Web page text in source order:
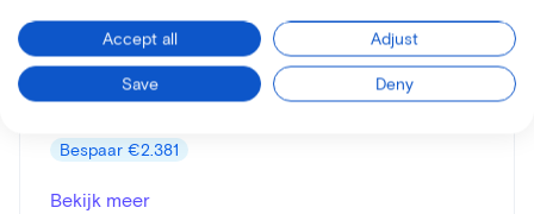
Leaseprijs p/m vanaf
€51
Prijs
Bespaar €2.381
Bekijk meer
Accept all Adjust
Save Deny